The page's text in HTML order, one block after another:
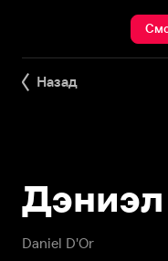
Назад
Daniel D'Or